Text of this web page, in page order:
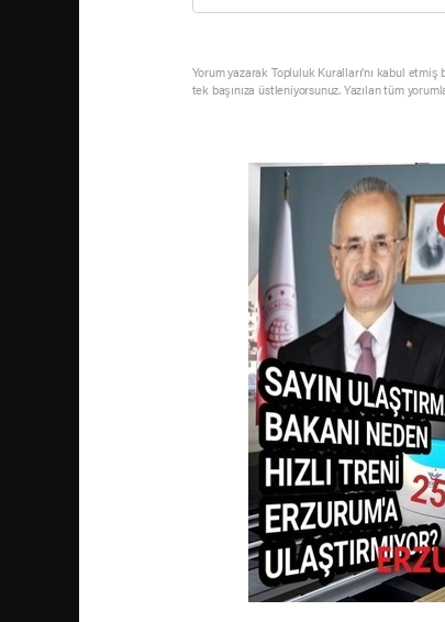
Yorum yazarak Topluluk Kuralları’nı kabul
tek başınıza üstleniyorsunuz. Yazılan tüm